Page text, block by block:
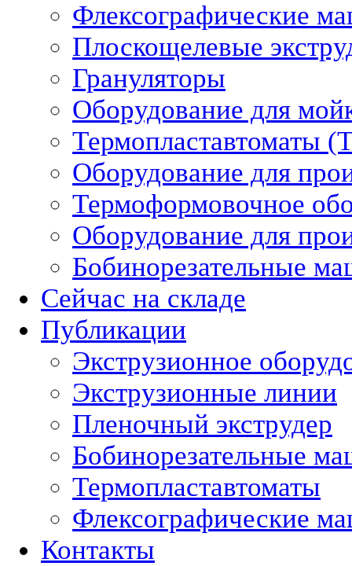
Флексографические
Плоскощелевые
Грануляторы
Оборудование для
Термопластавтоматы
Оборудование для
Термоформовочное
Оборудование для
Бобинорезательные
Сейчас на складе
Публикации
Экструзионное
Экструзионные линии
Пленочный экструдер
Бобинорезательные
Термопластавтоматы
Флексографические
Контакты